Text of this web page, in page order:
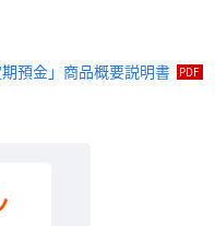
預金」商品概要説明書